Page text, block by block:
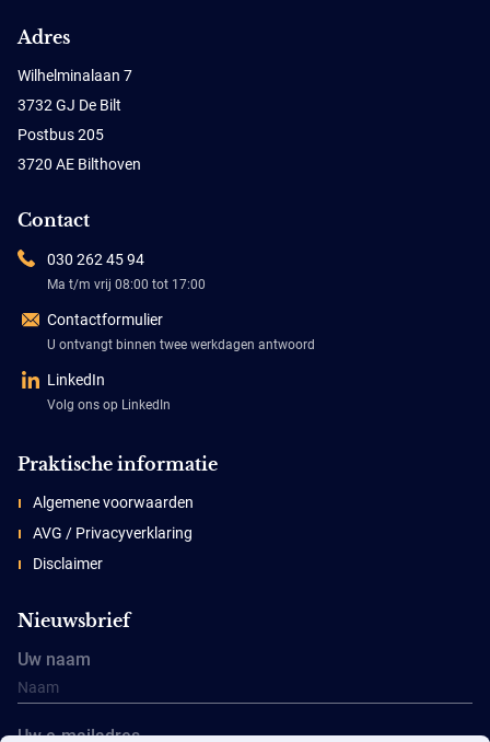
Adres
Wilhelminalaan 7
3732 GJ De Bilt
Postbus 205
3720 AE Bilthoven
Contact
030 262 45 94
Ma t/m vrij 08:00 tot 17:00
Contactformulier
U ontvangt binnen twee werkdagen antwoord
LinkedIn
Volg ons op LinkedIn
Praktische informatie
Algemene voorwaarden
AVG / Privacyverklaring
Disclaimer
Nieuwsbrief
Uw naam
Uw e-mailadres